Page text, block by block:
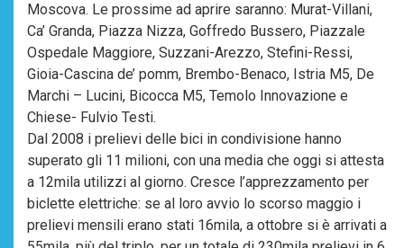
Moscova. Le prossime ad aprire saranno: Murat-Villani,
Ca’ Granda, Piazza Nizza, Goffredo Bussero, Piazzale
Ospedale Maggiore, Suzzani-Arezzo, Stefini-Ressi,
Gioia-Cascina de’ pomm, Brembo-Benaco, Istria M5, De
Marchi – Lucini, Bicocca M5, Temolo Innovazione e
Chiese- Fulvio Testi.
Dal 2008 i prelievi delle bici in condivisione hanno
superato gli 11 milioni, con una media che oggi si attesta
a 12mila utilizzi al giorno. Cresce l’apprezzamento per
biclette elettriche: se al loro avvio lo scorso maggio i
prelievi mensili erano stati 16mila, a ottobre si è arrivati a